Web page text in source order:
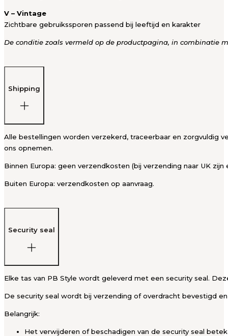
V – Vintage
Zichtbare gebruikssporen passend bij leeftijd en karakter
De conditie zoals vermeld op de productpagina, in combinatie
Shipping
Alle bestellingen worden verzekerd, traceerbaar en zorgvuldig
ons opnemen.
Binnen Europa: geen verzendkosten (bij verzending naar UK
Buiten Europa: verzendkosten op aanvraag.
Security seal
Elke tas van PB Style wordt geleverd met een security seal.
De security seal wordt bij verzending of overdracht bevestigd
Belangrijk:
Het verwijderen of beschadigen van de security seal